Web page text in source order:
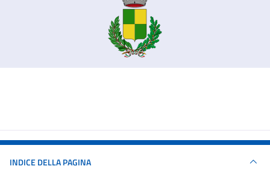
INDICE DELLA PAGINA